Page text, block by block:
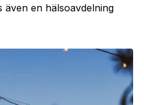
en hälsoavdelning